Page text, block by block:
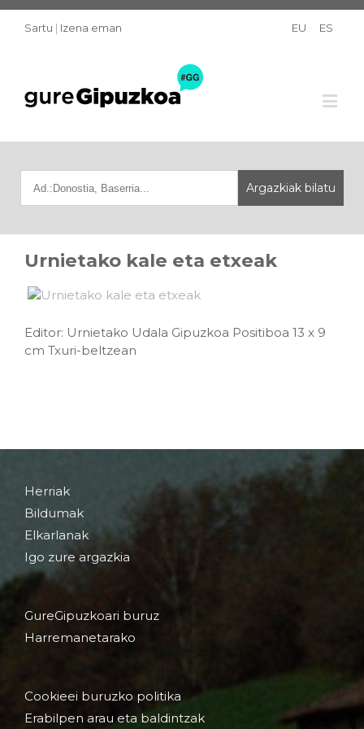
Sartu | Izena eman EU ES
Urnietako kale eta etxeak
Editor: Urnietako Udala Gipuzkoa Positiboa 13 x 9
cm Txuri-beltzean
Herriak
Bildumak
Elkarlanak
Igo zure argazkia
GureGipuzkoari buruz
Harremanetarako
Cookieei buruzko politika
Erabilpen arau eta baldintzak